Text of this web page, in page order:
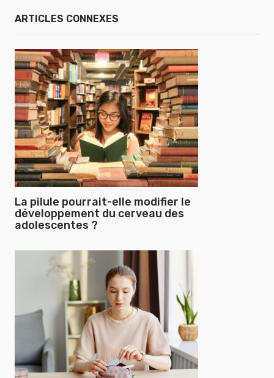
ARTICLES CONNEXES
La pilule pourrait-elle modifier le
développement du cerveau des
adolescentes ?